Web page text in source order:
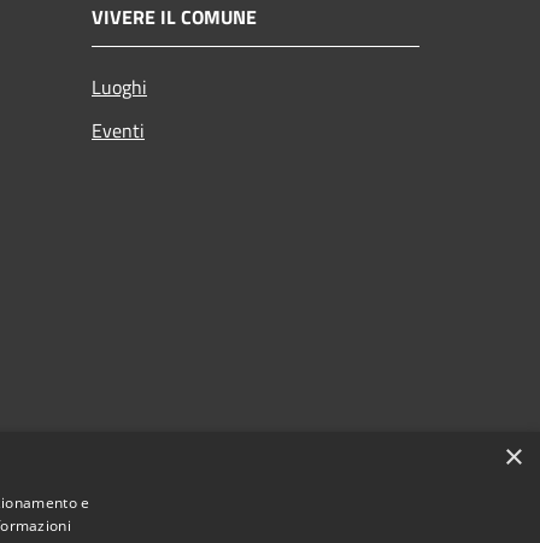
VIVERE IL COMUNE
Luoghi
Eventi
×
e